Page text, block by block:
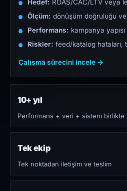
Hedef: ROAS/CAC/LTV veya
Ölçüm: dönüşüm doğruluğu
Performans: kampanya yapısı
Riskler: feed/katalog hataları,
Çalışma sürecini incele →
10+ yıl
Performans + veri + sistem birlikte
Tek ekip
Tek noktadan iletişim ve teslim